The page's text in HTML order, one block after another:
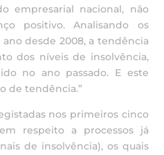
empresarial nacional, não
positivo. Analisando os
desde 2008, a tendência
dos níveis de insolvência,
no ano passado. E este
de tendência.”
nos primeiros cinco
respeito a processos já
de insolvência), os quais